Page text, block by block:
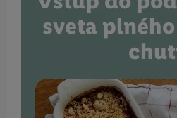
sveta